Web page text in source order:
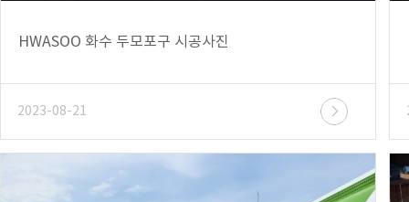
HWASOO 화수 두모포구 시공사진
2023-08-21